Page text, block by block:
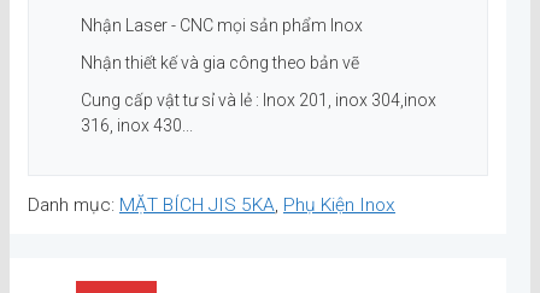
Nhận Laser - CNC mọi sản phẩm Inox
Nhận thiết kế và gia công theo bản vẽ
Cung cấp vật tư sỉ và lẻ : Inox 201, inox 304,inox
316, inox 430...
Danh mục: MẶT BÍCH JIS 5KA, Phụ Kiện Inox